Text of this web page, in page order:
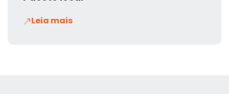
Leia mais